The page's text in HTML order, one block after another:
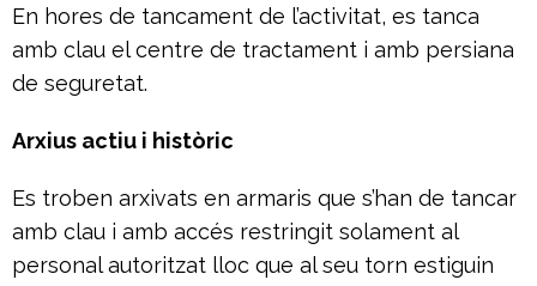
En hores de tancament de l’activitat, es tanca
amb clau el centre de tractament i amb persiana
de seguretat.
Arxius actiu i històric
Es troben arxivats en armaris que s’han de tancar
amb clau i amb accés restringit solament al
personal autoritzat lloc que al seu torn estiguin